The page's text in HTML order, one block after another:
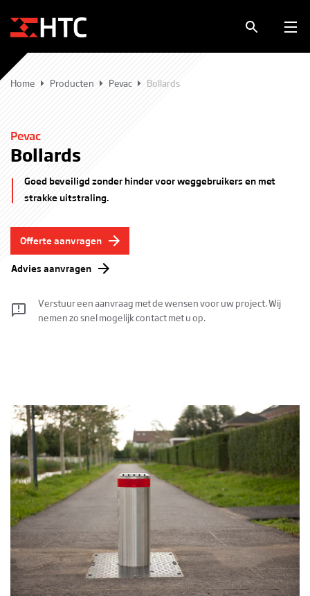
Home Producten Pevac Bollards
Pevac
Bollards
Goed beveiligd zonder hinder voor weggebruikers en met
strakke uitstraling.
Offerte aanvragen
Advies aanvragen
Verstuur een aanvraag met de wensen voor uw project. Wij
nemen zo snel mogelijk contact met u op.